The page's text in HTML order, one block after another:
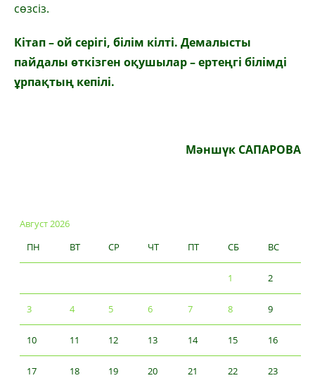
сөзсіз.
Кітап – ой серігі, білім кілті. Демалысты
пайдалы өткізген оқушылар – ертеңгі білімді
ұрпақтың кепілі.
Мәншүк САПАРОВА
Август 2026
ПН
ВТ СР ЧТ ПТ СБ ВС
1 2
3 4 5 6 7 8 9
10 11 12 13 14 15 16
17 18 19 20 21 22 23